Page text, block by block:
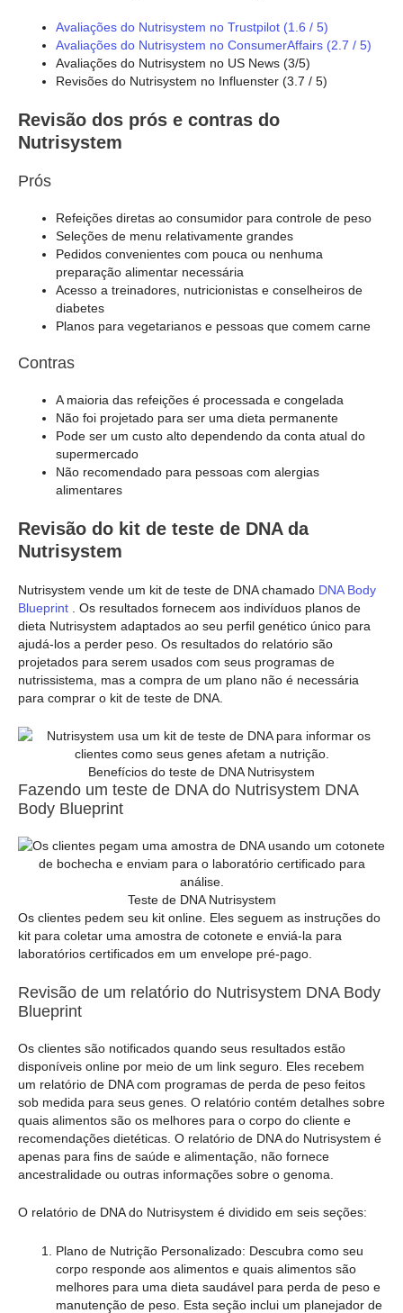
Avaliações do Nutrisystem no Trustpilot (1.6 / 5)
Avaliações do Nutrisystem no ConsumerAffairs (2.7 / 5)
Avaliações do Nutrisystem no US News (3/5)
Revisões do Nutrisystem no Influenster (3.7 / 5)
Revisão dos prós e contras do
Nutrisystem
Prós
Refeições diretas ao consumidor para controle de peso
Seleções de menu relativamente grandes
Pedidos convenientes com pouca ou nenhuma
preparação alimentar necessária
Acesso a treinadores, nutricionistas e conselheiros de
diabetes
Planos para vegetarianos e pessoas que comem carne
Contras
A maioria das refeições é processada e congelada
Não foi projetado para ser uma dieta permanente
Pode ser um custo alto dependendo da conta atual do
supermercado
Não recomendado para pessoas com alergias
alimentares
Revisão do kit de teste de DNA da
Nutrisystem
Nutrisystem vende um kit de teste de DNA chamado DNA Body
Blueprint . Os resultados fornecem aos indivíduos planos de
dieta Nutrisystem adaptados ao seu perfil genético único para
ajudá-los a perder peso. Os resultados do relatório são
projetados para serem usados com seus programas de
nutrissistema, mas a compra de um plano não é necessária
para comprar o kit de teste de DNA.
Benefícios do teste de DNA Nutrisystem
Fazendo um teste de DNA do Nutrisystem DNA
Body Blueprint
Teste de DNA Nutrisystem
Os clientes pedem seu kit online. Eles seguem as instruções do
kit para coletar uma amostra de cotonete e enviá-la para
laboratórios certificados em um envelope pré-pago.
Revisão de um relatório do Nutrisystem DNA Body
Blueprint
Os clientes são notificados quando seus resultados estão
disponíveis online por meio de um link seguro. Eles recebem
um relatório de DNA com programas de perda de peso feitos
sob medida para seus genes. O relatório contém detalhes sobre
quais alimentos são os melhores para o corpo do cliente e
recomendações dietéticas. O relatório de DNA do Nutrisystem é
apenas para fins de saúde e alimentação, não fornece
ancestralidade ou outras informações sobre o genoma.
O relatório de DNA do Nutrisystem é dividido em seis seções:
Plano de Nutrição Personalizado: Descubra como seu
corpo responde aos alimentos e quais alimentos são
melhores para uma dieta saudável para perda de peso e
manutenção de peso. Esta seção inclui um planejador de